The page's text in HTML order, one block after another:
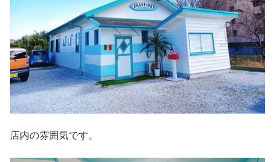
店内の雰囲気です。